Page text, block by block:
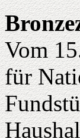
Vom
für